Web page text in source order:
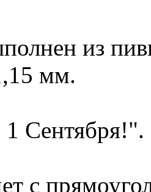
из
мм.
с